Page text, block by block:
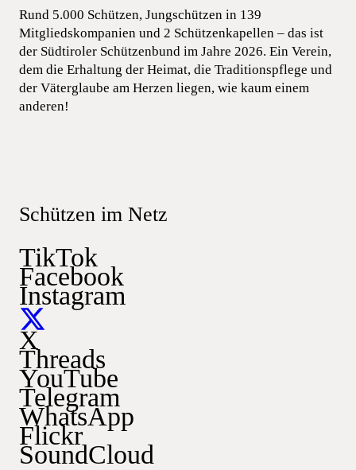
Rund 5.000 Schützen, Jungschützen in 139
Mitgliedskompanien und 2 Schützenkapellen – das ist
der Südtiroler Schützenbund im Jahre 2026. Ein Verein,
dem die Erhaltung der Heimat, die Traditionspflege und
der Väterglaube am Herzen liegen, wie kaum einem
anderen!
Schützen im Netz
TikTok
Facebook
Instagram
X
Threads
YouTube
Telegram
WhatsApp
Flickr
SoundCloud